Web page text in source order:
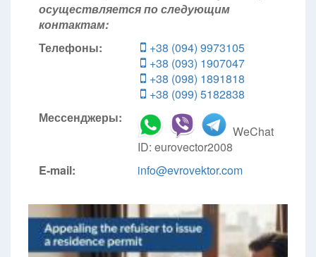
осуществляется по следующим
контактам:
Телефоны:
+38 (094) 9973105
+38 (093) 1907047
+38 (098) 1891818
+38 (099) 5182838
Мессенджеры:
WeChat
ID: eurovector2008
E-mail:
info@evrovektor.com